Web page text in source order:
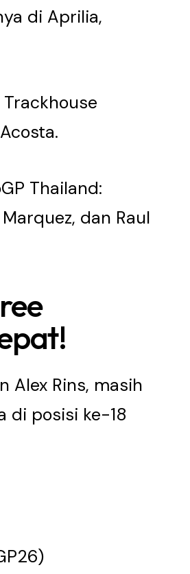
di Aprilia,
Thailand:
dan Raul
Alex Rins, masih
di posisi ke-18